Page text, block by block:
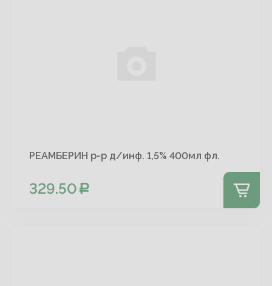
РЕАМБЕРИН р-р д/инф. 1,5% 400мл фл.
329.50